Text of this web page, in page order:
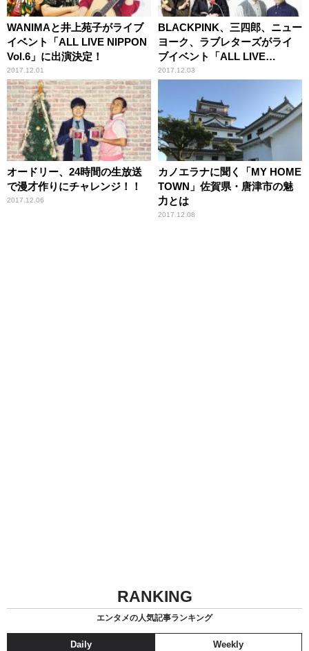
WANIMAと井上苑子がライブ
イベント「ALL LIVE NIPPON
Vol.6」に出演決定！
2017.12.01
BLACKPINK、三四郎、ニュー
ヨーク、ラブレターズがライ
ブイベント「ALL LIVE
NIPPON Vol.6＜DAY2＞」に
2017.12.03
オードリー、24時間の生放送
で漫才作りにチャレンジ！！
2017.12.06
カノエラナに聞く「MY HOME
TOWN」佐賀県・唐津市の魅
力とは
2017.12.08
RANKING
エンタメの人気記事ランキング
Daily Weekly